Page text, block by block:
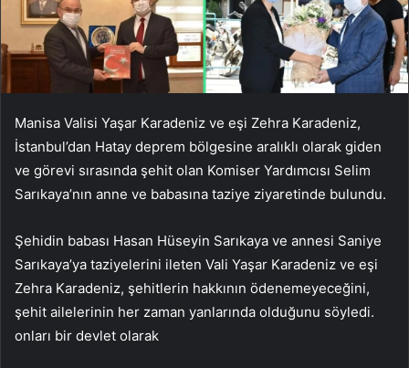
Manisa Valisi Yaşar Karadeniz ve eşi Zehra Karadeniz,
İstanbul’dan Hatay deprem bölgesine aralıklı olarak giden
ve görevi sırasında şehit olan Komiser Yardımcısı Selim
Sarıkaya’nın anne ve babasına taziye ziyaretinde bulundu.
Şehidin babası Hasan Hüseyin Sarıkaya ve annesi Saniye
Sarıkaya’ya taziyelerini ileten Vali Yaşar Karadeniz ve eşi
Zehra Karadeniz, şehitlerin hakkının ödenemeyeceğini,
şehit ailelerinin her zaman yanlarında olduğunu söyledi.
onları bir devlet olarak